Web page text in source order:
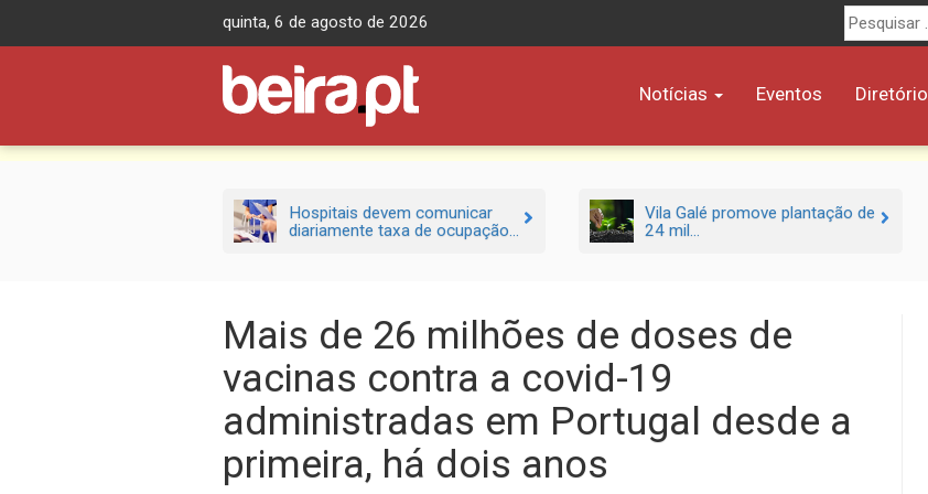
quinta, 6 de agosto de 2026
Procurar
por:
Notícias Eventos Diretório
Hospitais devem comunicar
diariamente taxa de ocupação...
Vila Galé promove plantação de
24 mil...
Mais de 26 milhões de doses de
vacinas contra a covid-19
administradas em Portugal desde a
primeira, há dois anos